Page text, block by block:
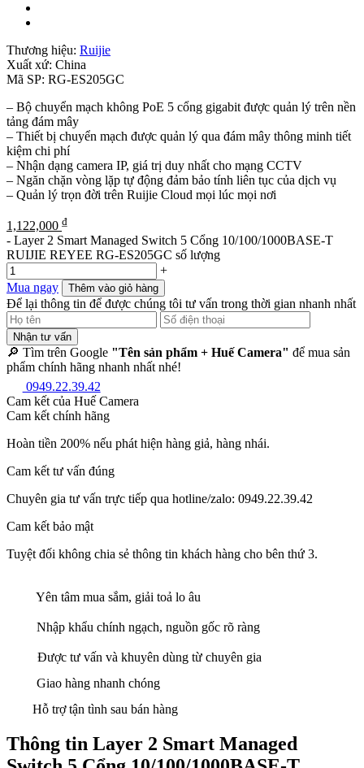
Thương hiệu: Ruijie
Xuất xứ: China
Mã SP: RG-ES205GC
– Bộ chuyển mạch không PoE 5 cổng gigabit được quản lý trên nền
tảng đám mây
– Thiết bị chuyển mạch được quản lý qua đám mây thông minh tiết
kiệm chi phí
– Nhận dạng camera IP, giá trị duy nhất cho mạng CCTV
– Ngăn chặn vòng lặp tự động đảm bảo tính liên tục của dịch vụ
– Quản lý trọn đời trên Ruijie Cloud mọi lúc mọi nơi
1,122,000 ₫
- Layer 2 Smart Managed Switch 5 Cổng 10/100/1000BASE-T
RUIJIE REYEE RG-ES205GC số lượng
+
Mua ngay
Thêm vào giỏ hàng
Để lại thông tin để được chúng tôi tư vấn trong thời gian nhanh nhất
Nhận tư vấn
🔎 Tìm trên Google "Tên sản phẩm + Huế Camera" để mua sản
phẩm chính hãng nhanh nhất nhé!
0949.22.39.42
Cam kết của Huế Camera
Cam kết chính hãng
Hoàn tiền 200% nếu phát hiện hàng giả, hàng nhái.
Cam kết tư vấn đúng
Chuyên gia tư vấn trực tiếp qua hotline/zalo: 0949.22.39.42
Cam kết bảo mật
Tuyệt đối không chia sẻ thông tin khách hàng cho bên thứ 3.
Yên tâm mua sắm, giải toả lo âu
Nhập khẩu chính ngạch, nguồn gốc rõ ràng
Được tư vấn và khuyên dùng từ chuyên gia
Giao hàng nhanh chóng
Hỗ trợ tận tình sau bán hàng
Thông tin Layer 2 Smart Managed